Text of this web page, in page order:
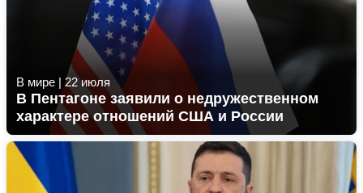
В мире |22 июля
В Пентагоне заявили о недружественном
характере отношений США и России